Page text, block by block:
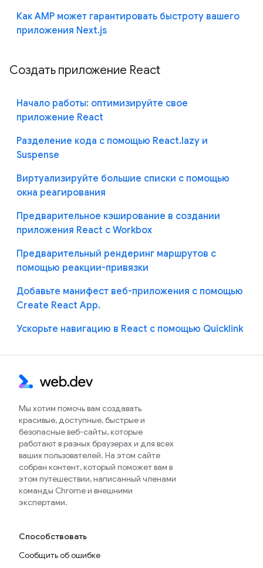
Как AMP может гарантировать быстроту вашего
приложения Next.js
Создать приложение React
Начало работы: оптимизируйте свое
приложение React
Разделение кода с помощью React.lazy и
Suspense
Виртуализируйте большие списки с помощью
окна реагирования
Предварительное кэширование в создании
приложения React с Workbox
Предварительный рендеринг маршрутов с
помощью реакции-привязки
Добавьте манифест веб-приложения с помощью
Create React App.
Ускорьте навигацию в React с помощью Quicklink
Мы хотим помочь вам создавать
красивые, доступные, быстрые и
безопасные веб-сайты, которые
работают в разных браузерах и для всех
ваших пользователей. На этом сайте
собран контент, который поможет вам в
этом путешествии, написанный членами
команды Chrome и внешними
экспертами.
Способствовать
Сообщить об ошибке